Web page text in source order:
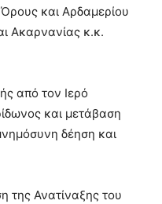
και Αρδαμερίου
Ακαρνανίας κ.κ.
από τον Ιερό
και μετάβαση
δέηση και
της Ανατίναξης του